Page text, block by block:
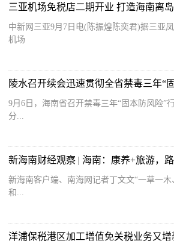
三亚机场免税店二期开业 打造海南离
中新网三亚9月7日电(陈振煌陈奕君)据三亚
机场
9月6日，海南省召开禁毒三年“固本防风险”
分...
新海南财经观察 | 海南：康养+旅游，路
新海南客户端、南海网记者丁文文“一草一
和...
洋浦保税港区加工增值免关税业务又增